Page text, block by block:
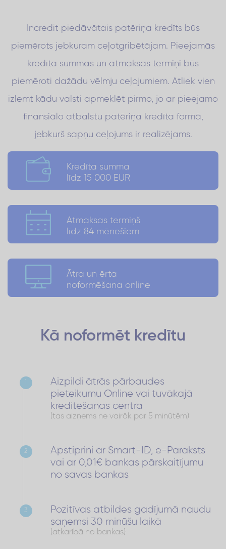
Incredit piedāvātais patēriņa kredīts būs
piemērots jebkuram ceļotgribētājam. Pieejamās
kredīta summas un atmaksas termiņi būs
piemēroti dažādu vēlmju ceļojumiem. Atliek vien
izlemt kādu valsti apmeklēt pirmo, jo ar pieejamo
finansiālo atbalstu patēriņa kredīta formā,
jebkurš sapņu ceļojums ir realizējams.
Kredīta summa
līdz 15 000 EUR
Atmaksas termiņš
līdz 84 mēnešiem
Ātra un ērta
noformēšana online
Kā noformēt kredītu
Aizpildi ātrās pārbaudes
pieteikumu Online vai tuvākajā
kreditēšanas centrā
(tas aizņems ne vairāk par 5 minūtēm)
2
Apstiprini ar Smart-ID, e-Paraksts
vai ar 0,01€ bankas pārskaitījumu
no savas bankas
3
Pozitīvas atbildes gadījumā naudu
saņemsi 30 minūšu laikā
(atkarībā no bankas)